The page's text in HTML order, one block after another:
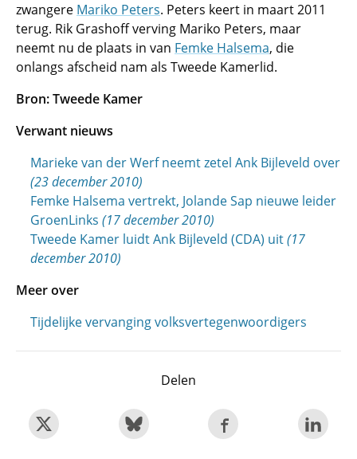
zwangere Mariko Peters. Peters keert in maart 2011
terug. Rik Grashoff verving Mariko Peters, maar
neemt nu de plaats in van Femke Halsema, die
onlangs afscheid nam als Tweede Kamerlid.
Bron: Tweede Kamer
Verwant nieuws
Marieke van der Werf neemt zetel Ank Bijleveld over
(23 december 2010)
Femke Halsema vertrekt, Jolande Sap nieuwe leider
GroenLinks (17 december 2010)
Tweede Kamer luidt Ank Bijleveld (CDA) uit(17
december 2010)
Meer over
Tijdelijke vervanging volksvertegenwoordigers
Delen